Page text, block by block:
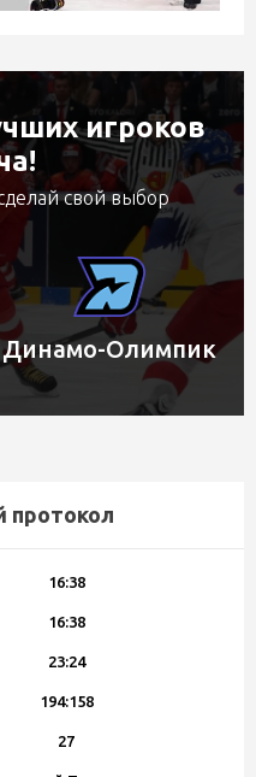
игроков
свой выбор
Динамо-Олимпик
протокол
16:38
16:38
23:24
194:158
27